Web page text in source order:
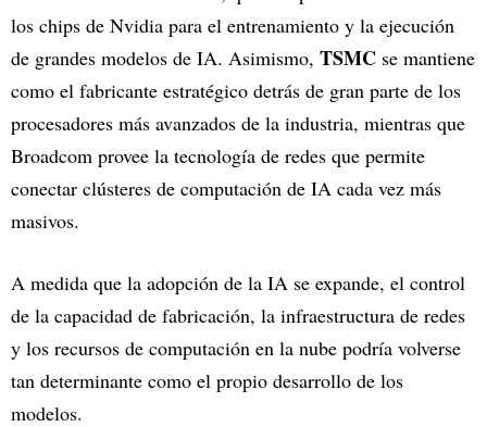
los chips de Nvidia para el entrenamiento y la ejecución
de grandes modelos de IA. Asimismo, TSMC se mantiene
como el fabricante estratégico detrás de gran parte de los
procesadores más avanzados de la industria, mientras que
Broadcom provee la tecnología de redes que permite
conectar clústeres de computación de IA cada vez más
masivos.
A medida que la adopción de la IA se expande, el control
de la capacidad de fabricación, la infraestructura de redes
y los recursos de computación en la nube podría volverse
tan determinante como el propio desarrollo de los
modelos.